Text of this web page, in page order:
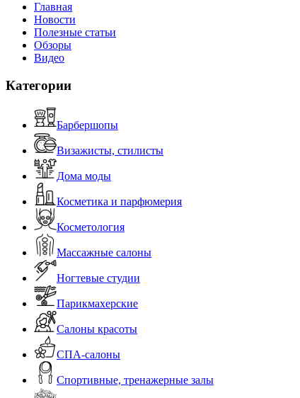
Главная
Новости
Полезные статьи
Обзоры
Видео
Категории
Барбершопы
Визажисты, стилисты
Дома моды
Косметика и парфюмерия
Косметология
Массажные салоны
Ногтевые студии
Парикмахерские
Салоны красоты
СПА-салоны
Спортивные, тренажерные залы